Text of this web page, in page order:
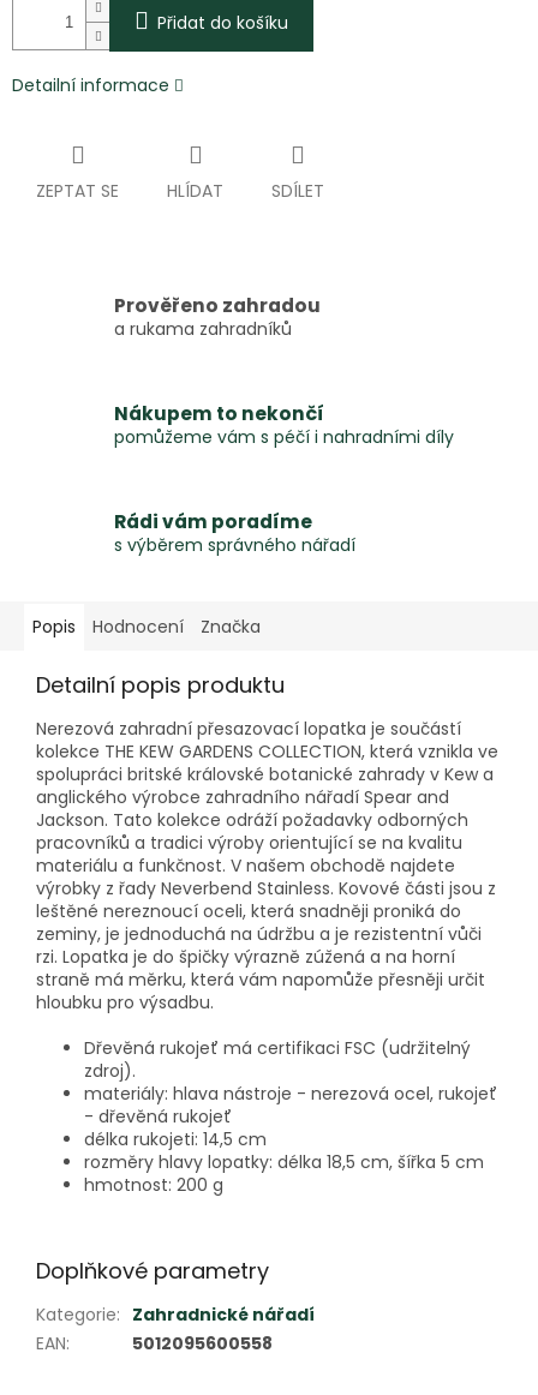
Přidat do košíku
Detailní informace
ZEPTAT SE HLÍDAT SDÍLET
Prověřeno zahradou
a rukama zahradníků
Nákupem to nekončí
pomůžeme vám s péčí i nahradními díly
Rádi vám poradíme
s výběrem správného nářadí
Popis Hodnocení Značka
Detailní popis produktu
Nerezová zahradní přesazovací lopatka je součástí
kolekce THE KEW GARDENS COLLECTION, která vznikla ve
spolupráci britské královské botanické zahrady v Kew a
anglického výrobce zahradního nářadí Spear and
Jackson. Tato kolekce odráží požadavky odborných
pracovníků a tradici výroby orientující se na kvalitu
materiálu a funkčnost. V našem obchodě najdete
výrobky z řady Neverbend Stainless. Kovové části jsou z
leštěné nereznoucí oceli, která snadněji proniká do
zeminy, je jednoduchá na údržbu a je rezistentní vůči
rzi. Lopatka je do špičky výrazně zúžená a na horní
straně má měrku, která vám napomůže přesněji určit
hloubku pro výsadbu.
Dřevěná rukojeť má certifikaci FSC (udržitelný
zdroj).
materiály: hlava nástroje - nerezová ocel, rukojeť
- dřevěná rukojeť
délka rukojeti: 14,5 cm
rozměry hlavy lopatky: délka 18,5 cm, šířka 5 cm
hmotnost: 200 g
Doplňkové parametry
Kategorie: Zahradnické nářadí
EAN: 5012095600558